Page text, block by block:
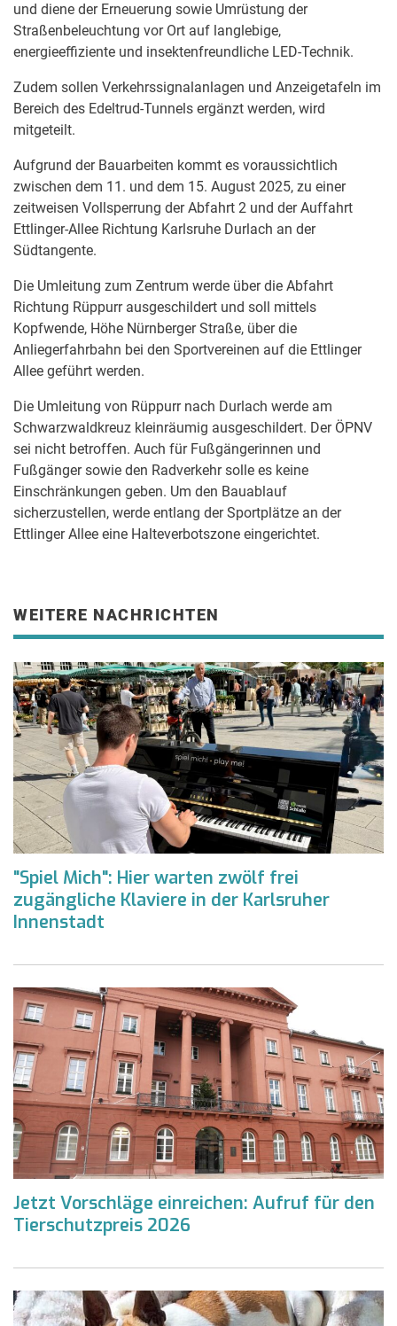
und diene der Erneuerung sowie Umrüstung der
Straßenbeleuchtung vor Ort auf langlebige,
energieeffiziente und insektenfreundliche LED-Technik.
Zudem sollen Verkehrssignalanlagen und Anzeigetafeln im
Bereich des Edeltrud-Tunnels ergänzt werden, wird
mitgeteilt.
Aufgrund der Bauarbeiten kommt es voraussichtlich
zwischen dem 11. und dem 15. August 2025, zu einer
zeitweisen Vollsperrung der Abfahrt 2 und der Auffahrt
Ettlinger-Allee Richtung Karlsruhe Durlach an der
Südtangente.
Die Umleitung zum Zentrum werde über die Abfahrt
Richtung Rüppurr ausgeschildert und soll mittels
Kopfwende, Höhe Nürnberger Straße, über die
Anliegerfahrbahn bei den Sportvereinen auf die Ettlinger
Allee geführt werden.
Die Umleitung von Rüppurr nach Durlach werde am
Schwarzwaldkreuz kleinräumig ausgeschildert. Der ÖPNV
sei nicht betroffen. Auch für Fußgängerinnen und
Fußgänger sowie den Radverkehr solle es keine
Einschränkungen geben. Um den Bauablauf
sicherzustellen, werde entlang der Sportplätze an der
Ettlinger Allee eine Halteverbotszone eingerichtet.
WEITERE NACHRICHTEN
"Spiel Mich": Hier warten zwölf frei
zugängliche Klaviere in der Karlsruher
Innenstadt
Jetzt Vorschläge einreichen: Aufruf für den
Tierschutzpreis 2026